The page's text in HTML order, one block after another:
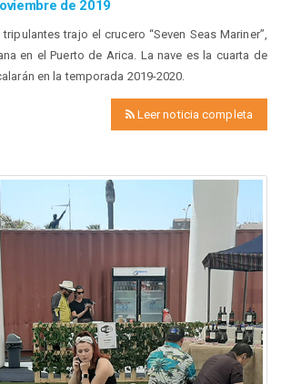
de 2019
trajo el crucero “Seven Seas Mariner”,
en el Puerto de Arica. La nave es la cuarta de
en la temporada 2019-2020.
Leer noticia completa